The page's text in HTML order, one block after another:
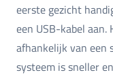
eerste gezicht
een USB-kabel
afhankelijk van een
systeem is sneller